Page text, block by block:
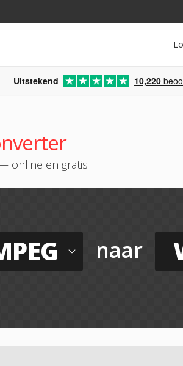
Uitstekend 10,220
online en gratis
naar